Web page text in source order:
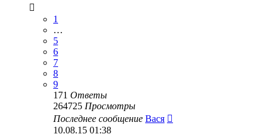
1
…
5
6
7
8
9
171 Ответы
264725 Просмотры
Последнее сообщение Вася
10.08.15 01:38